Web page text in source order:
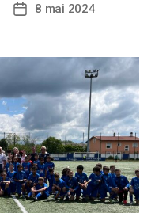
8 mai 2024